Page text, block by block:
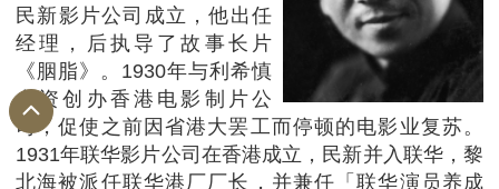
民新影片公司成立，他出任
经理，后执导了故事长片
《胭脂》。1930年与利希慎
合资创办香港电影制片公
司，促使之前因省港大罢工而停顿的电影业复苏。
1931年联华影片公司在香港成立，民新并入联华，黎
北海被派任联华港厂厂长，并兼任「联华演员养成